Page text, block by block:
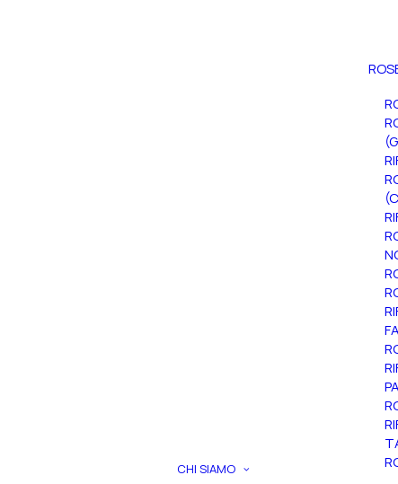
CHI SIAMO